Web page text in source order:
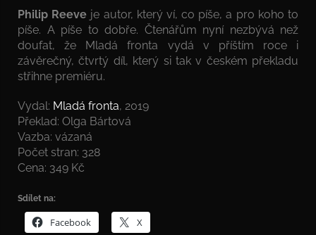
Philip Reeve je autor, který ví, co píše, a pro koho to
píše. A píše to dobře. Čtenářům nyní nezbývá než
doufat, že Mladá fronta vydá v příštím roce i
závěrečný, čtvrtý díl, který si tak v českém překladu
střihne premiéru.
Vydal: Mladá fronta, 2019
Překlad: Olga Bártová
Vazba: vázaná
Počet stran: 328
Cena: 349 Kč
Sdílet na:
Facebook X